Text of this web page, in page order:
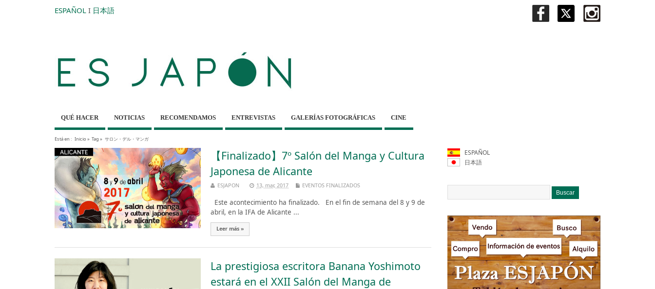
ESPAÑOL I 日本語
QUÉ HACER NOTICIAS RECOMENDAMOS ENTREVISTAS GALERÍAS FOTOGRÁFICAS CINE
Está en : Inicio» Tag » サロン・デル・マンガ
【Finalizado】7º Salón del Manga y Cultura
Japonesa de Alicante
ESJAPON 13, mar, 2017 EVENTOS FINALIZADOS
Este acontecimiento ha finalizado. En el fin de semana del 8 y 9 de
abril, en la IFA de Alicante ...
Leer más »
La prestigiosa escritora Banana Yoshimoto
estará en el XXII Salón del Manga de
ESPAÑOL
日本語